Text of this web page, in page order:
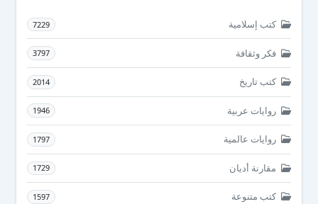
كتب إسلامية 7229
فكر وثقافة 3797
كتب تاريخ 2014
روايات عربية 1946
روايات عالمية 1797
مقارنة أديان 1729
كتب متنوعة 1597